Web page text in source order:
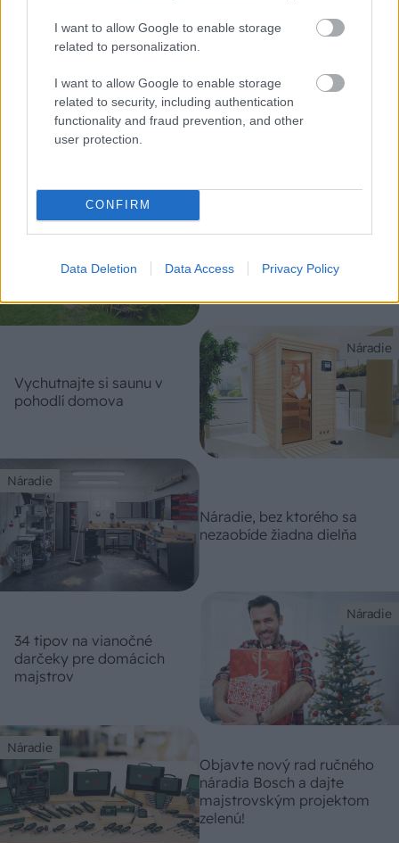
I want to allow Google to enable storage
related to personalization.
I want to allow Google to enable storage
related to security, including authentication
functionality and fraud prevention, and other
user protection.
CONFIRM
Data Deletion Data Access Privacy Policy
Zapnutá klimatizácia celý deň? Pozrite sa, koľko
vás stojí a prečo sa oplatí zapnúť aj ventilátor
záhrade nepodceňujte
Náradie
Vychutnajte si saunu v
pohodlí domova
Náradie
Náradie, bez ktorého sa
nezaobíde žiadna dielňa
Náradie
34 tipov na vianočné
darčeky pre domácich
majstrov
Náradie
Objavte nový rad ručného
náradia Bosch a dajte
majstrovským projektom
zelenú!